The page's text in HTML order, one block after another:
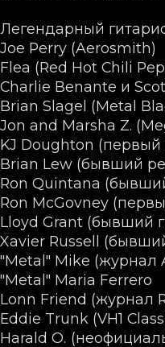
Легендарный
Joe Perry (Aerosmith)
Flea (Red Hot Chili
Charlie Benante и
Brian Slagel (Metal
Jon and Marsha Z.
KJ Doughton (первый
Brian Lew (бывший
Ron Quintana
Ron McGovney
Lloyd Grant (бывший
Xavier Russell
"Metal" Mike (журнал
"Metal" Maria Ferrero
Lonn Friend (журнал
Eddie Trunk (VH1
Harald O.